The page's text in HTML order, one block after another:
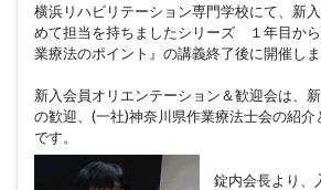
横浜リハビリテーション専門学校にて、新
めて担当を持ちましたシリーズ １年目か
業療法のポイント』の講義終了後に開催しま
新入会員オリエンテーション＆歓迎会は、
の歓迎、(一社)神奈川県作業療法士会の紹介
です。
錠内会長より、